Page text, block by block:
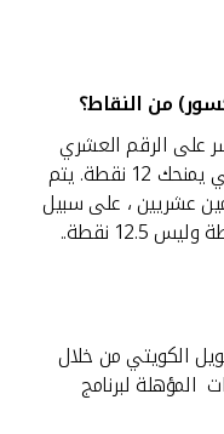
من النقاط؟
على الرقم العشري
الأول. على سبيل المثال 1.2 دينار كويتي يمنحك 12 نقطة. يتم
عشريين ، على سبيل
الكويتي من خلال
المؤهلة لبرنامج